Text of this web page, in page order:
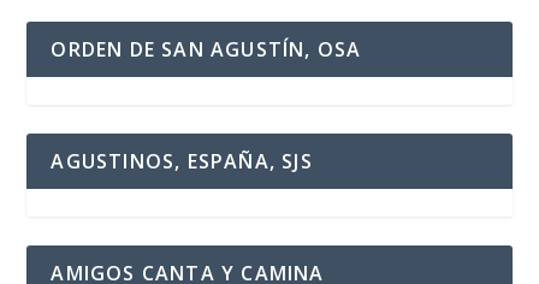
ORDEN DE SAN AGUSTÍN, OSA
AGUSTINOS, ESPAÑA, SJS
AMIGOS CANTA Y CAMINA